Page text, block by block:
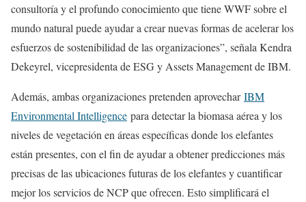
consultoría y el profundo conocimiento que tiene WWF sobre el
mundo natural puede ayudar a crear nuevas formas de acelerar los
esfuerzos de sostenibilidad de las organizaciones”, señala Kendra
Dekeyrel, vicepresidenta de ESG y Assets Management de IBM.
Además, ambas organizaciones pretenden aprovecharIBM
Environmental Intelligence para detectar la biomasa aérea y los
niveles de vegetación en áreas específicas donde los elefantes
están presentes, con el fin de ayudar a obtener predicciones más
precisas de las ubicaciones futuras de los elefantes y cuantificar
mejor los servicios de NCP que ofrecen. Esto simplificará el